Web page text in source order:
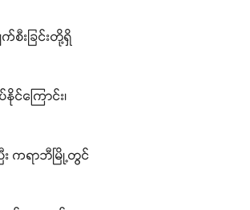
စီးခြင်းတို့ရှိ
င်ကြောင်း၊
း ကရာဘီမြို့တွင်